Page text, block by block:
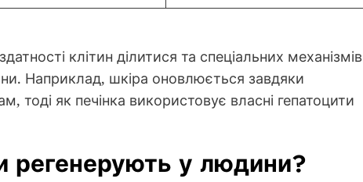
клітин ділитися та спеціальних механізмів
Наприклад, шкіра оновлюється завдяки
тоді як печінка використовує власні гепатоцити
регенерують у людини?